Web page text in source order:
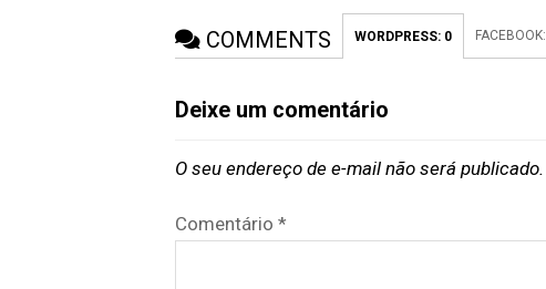
COMMENTS WORDPRESS: 0 FACEBOOK:
Deixe um comentário
O seu endereço de e-mail não será publicado.
Comentário *